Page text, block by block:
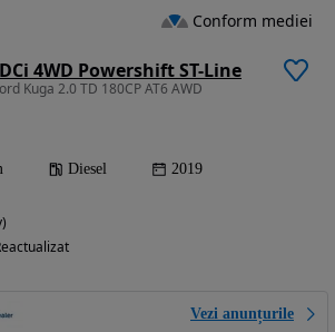
4WD Powershift ST-Line
Kuga 2.0 TD 180CP AT6 AWD
Diesel 2019
Vezi anunțurile
Conform mediei